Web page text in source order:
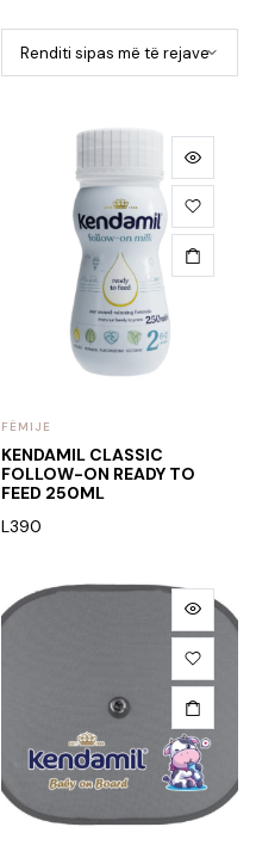
FËMIJE
KENDAMIL CLASSIC
FOLLOW-ON READY TO
FEED 250ML
L390